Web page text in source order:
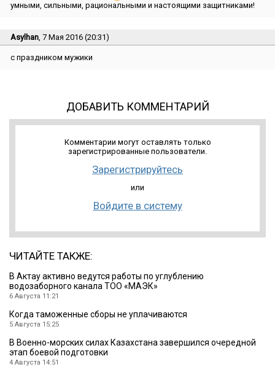
умными, сильными, рациональными и настоящими защитниками!
Asylhan, 7 Мая 2016 (20:31)
с праздником мужики
ДОБАВИТЬ КОММЕНТАРИЙ
Комментарии могут оставлять только
зарегистрированные пользователи.
Зарегистрируйтесь
или
Войдите в систему
ЧИТАЙТЕ ТАКЖЕ:
В Актау активно ведутся работы по углублению
водозаборного канала ТОО «МАЭК»
6 Августа 11:21
Когда таможенные сборы не уплачиваются
5 Августа 15:25
В Военно-морских силах Казахстана завершился очередной
этап боевой подготовки
4 Августа 14:51